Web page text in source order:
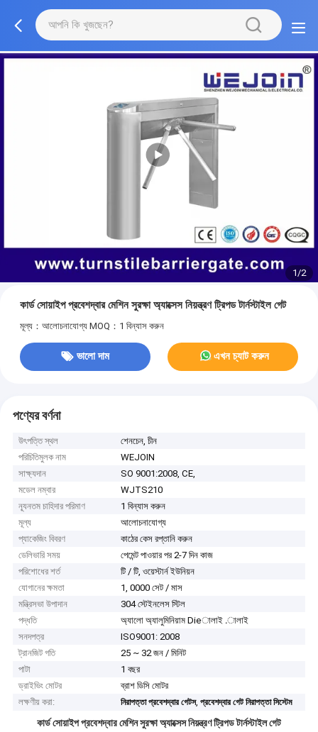
1/2
কার্ড সোয়াইপ প্রবেশদ্বার মেশিন সুরক্ষা অ্যাক্সেস নিয়ন্ত্রণ ট্রিপড টার্নস্টাইল গেট
মূল্য：আলোচনাযোগ্য MOQ：1 বিন্যাস করুন
ভালো দাম এখন চ্যাট করুন
পণ্যের বর্ণনা
উৎপত্তি স্থল
শেনচেন, চীন
পরিচিতিমুলক নাম
WEJOIN
সাক্ষ্যদান
SO 9001:2008, CE,
মডেল নম্বার
WJTS210
ন্যূনতম চাহিদার পরিমাণ
1 বিন্যাস করুন
মূল্য
আলোচনাযোগ্য
প্যাকেজিং বিবরণ
কাঠের কেস রপ্তানি করুন
ডেলিভারি সময়
পেমেন্ট পাওয়ার পর 2-7 দিন কাজ
পরিশোধের শর্ত
টি / টি, ওয়েস্টার্ন ইউনিয়ন
যোগানের ক্ষমতা
1, 0000 সেট / মাস
মন্ত্রিসভা উপাদান
304 স্টেইনলেস স্টিল
পদ্ধতি
অ্যালো অ্যালুমিনিয়াম Dieালাই .ালাই
সনদপত্র
ISO9001: 2008
ট্রানজিট গতি
25 ~ 32 জন / মিনিট
পাটা
1 বছর
ড্রাইভিং মোটর
ব্রাশ ডিসি মোটর
লক্ষণীয় করা:
নিরাপত্তা প্রবেশদ্বার গেটস,প্রবেশদ্বার গেট নিরাপত্তা সিস্টেম
কার্ড সোয়াইপ প্রবেশদ্বার মেশিন সুরক্ষা অ্যাক্সেস নিয়ন্ত্রণ ট্রিপড টার্নস্টাইল গেট